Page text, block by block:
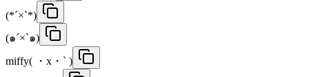
(*´×`*)
(๑´×`๑)
miffy( ・x・` )